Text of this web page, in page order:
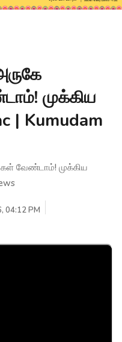
முக்கிய
| Kumudam
வேண்டாம்! முக்கிய
04:12 PM